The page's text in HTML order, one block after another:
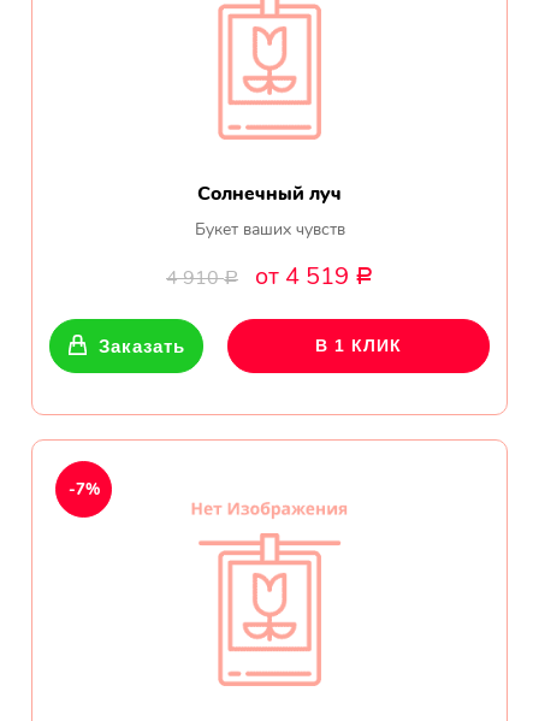
Солнечный луч
Букет ваших чувств
4 910Р от 4 519 Р
Заказать В 1 КЛИК
-7%